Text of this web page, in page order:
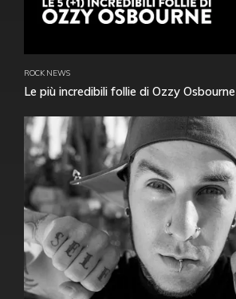
ROCK NEWS
Le più incredibili follie di Ozzy Osbourne